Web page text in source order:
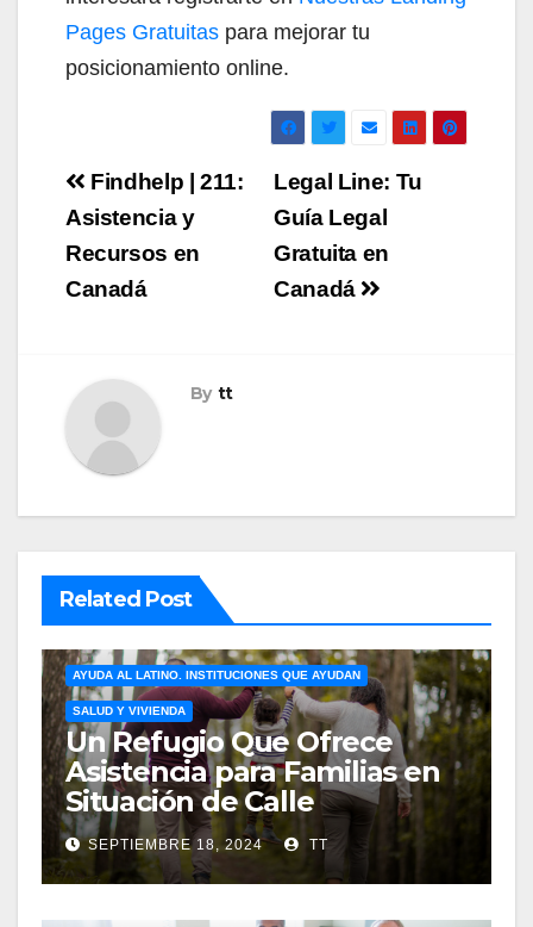
Pages Gratuitas para mejorar tu
posicionamiento online.
Navegación
de
entradas
Legal Line: Tu
Guía Legal
Gratuita en
Canadá
Findhelp | 211:
Asistencia y
Recursos en
Canadá
By tt
Related Post
AYUDA AL LATINO. INSTITUCIONES QUE AYUDAN
SALUD Y VIVIENDA
Un Refugio Que Ofrece
Asistencia para Familias en
Situación de Calle
SEPTIEMBRE 18, 2024 TT